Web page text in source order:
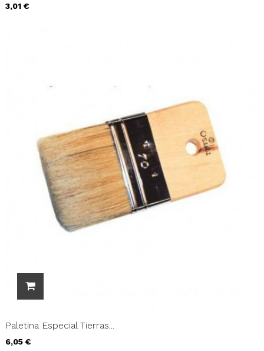
Precio
3,01 €
Paletina Especial Tierras...
Precio
6,05 €